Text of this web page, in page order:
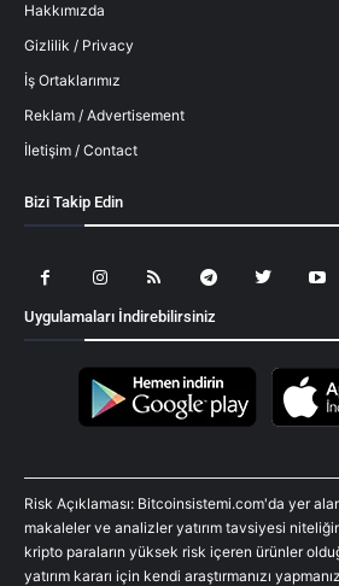
Hakkımızda
Gizlilik / Privacy
İş Ortaklarımız
Reklam / Advertisement
İletişim / Contact
Bizi Takip Edin
Uygulamaları İndirebilirsiniz
Risk Açıklaması: Bitcoinsistemi.com'da yer
makaleler ve analizler yatırım tavsiyesi
kripto paraların yüksek risk içeren ürünler
yatırım kararı için kendi araştırmanızı